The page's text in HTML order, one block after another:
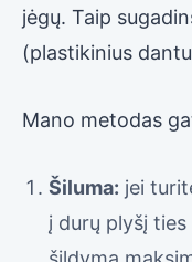
jėgų. Taip
(plastikinius
Mano metodas
Šiluma: jei
į durų plyšį